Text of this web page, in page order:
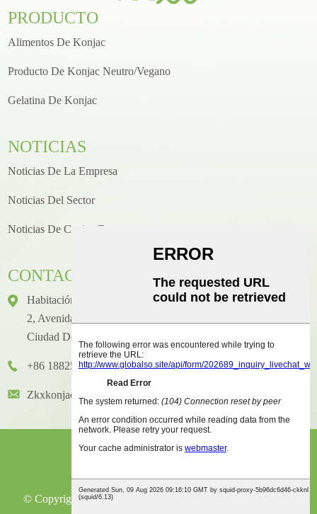
PRODUCTO
Alimentos De Konjac
Producto De Konjac Neutro/vegano
Gelatina De Konjac
NOTICIAS
Noticias De La Empresa
Noticias Del Sector
Noticias De Cocina/recetas
CONTACTO
Habitación 1416, Piso 14, Edificio Internacional Junhao, N.°
2, Avenida Chenjiang Zhongkai, Distrito De Huicheng,
Ciudad De Huizhou
+86 18825458362
Zkxkonjac@hzzkx.com
© Copyright - 2021-2023: Todos Los Derechos Reservados.